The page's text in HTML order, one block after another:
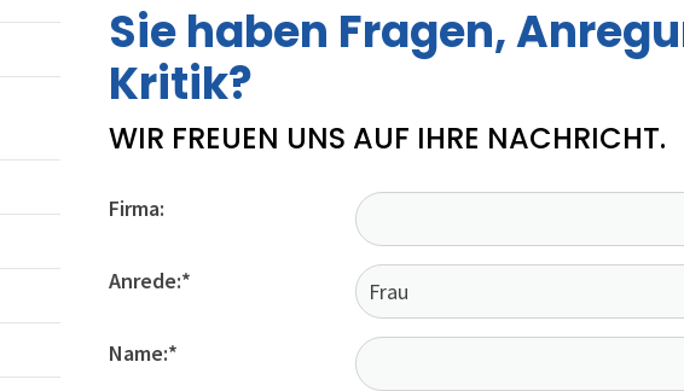
Sie haben Fragen,
Kritik?
WIR FREUEN UNS AUF IHRE NACHRICHT.
Firma:
Anrede:*
Name:*
muenchen.de
Mitgliedschaft